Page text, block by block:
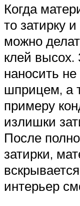
Когда
то затирку
можно
клей высох.
наносить
шприцем, а
примеру
излишки
После
затирки,
интерьер